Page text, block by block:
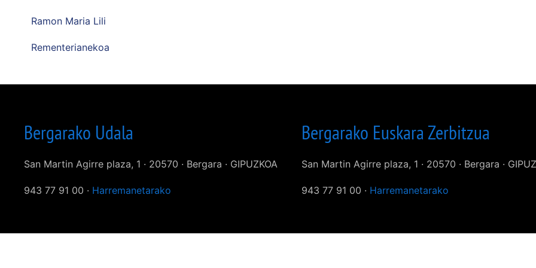
Ramon Maria Lili
Rementerianekoa
Bergarako Udala
San Martin Agirre plaza, 1 · 20570 · Bergara · GIPUZKOA
943 77 91 00 · Harremanetarako
Bergarako Euskara Zerbitzua
San Martin Agirre plaza, 1 · 20570 · Bergara ·
943 77 91 00 · Harremanetarako